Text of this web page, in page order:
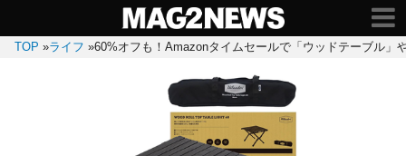
TOP »ライフ »60%オフも！Amazonタイムセールで「ウッドテーブル」